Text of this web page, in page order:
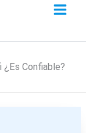
¿Es Confiable?